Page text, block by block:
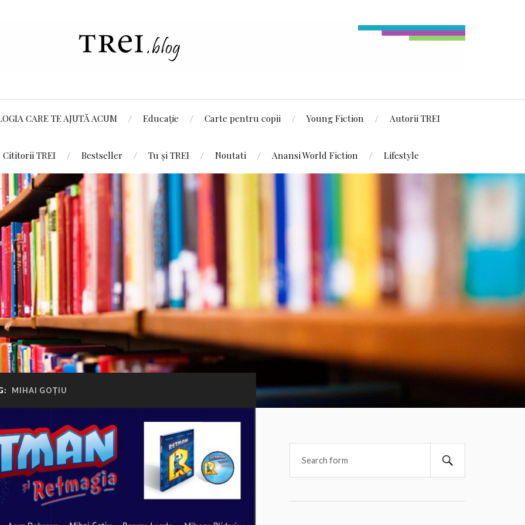
CARE TE AJUTĂ ACUM Educație Carte pentru copii Young Fiction Autorii TREI
Cititorii TREI Bestseller Tu și TREI Noutati Anansi World Fiction Lifestyle
MIHAI GOȚIU